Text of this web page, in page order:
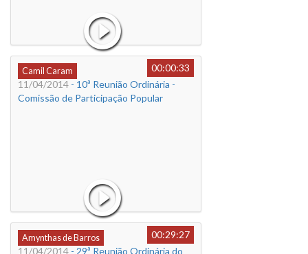
Camil Caram
00:00:33
11/04/2014 - 10ª Reunião Ordinária -
Comissão de Participação Popular
Amynthas de Barros
00:29:27
11/04/2014 - 29ª Reunião Ordinária do